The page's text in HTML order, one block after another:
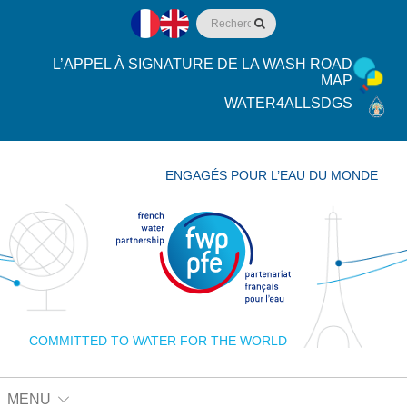
L’APPEL À SIGNATURE DE LA WASH ROAD
MAP
WATER4ALLSDGS
COMMITTED TO WATER FOR THE WORLD
ENGAGÉS POUR L’EAU DU MONDE
MENU